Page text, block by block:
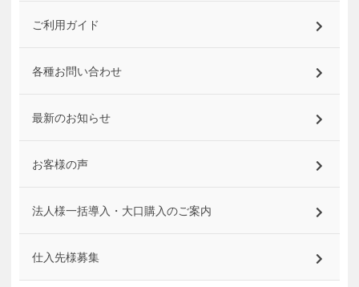
ご利用ガイド
各種お問い合わせ
最新のお知らせ
お客様の声
法人様一括導入・大口購入のご案内
仕入先様募集